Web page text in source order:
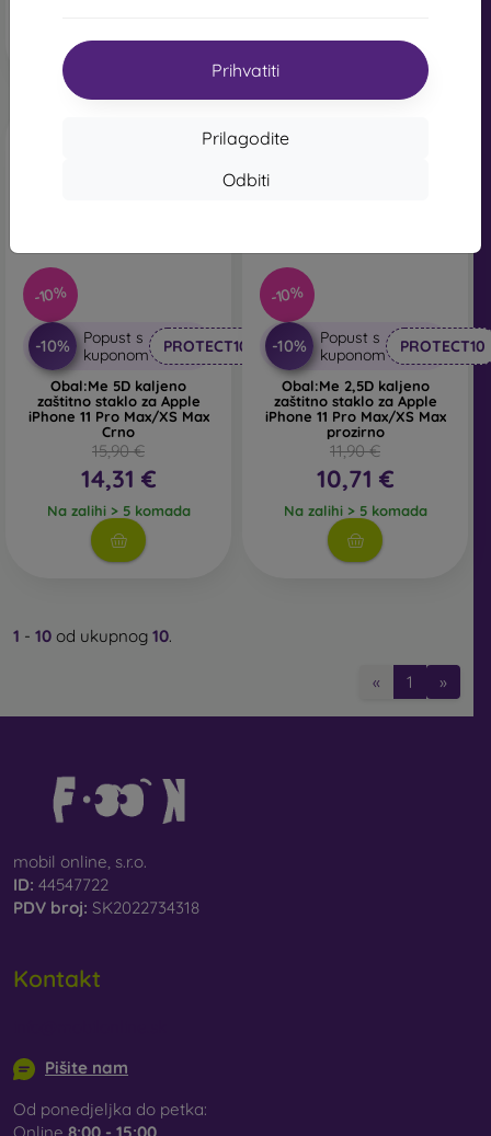
Prihvatiti
Prilagodite
Odbiti
-10%
-10%
Popust s
kuponom
PROTECT10
Obal:Me 5D kaljeno
zaštitno staklo za Apple
iPhone 11 Pro Max/XS Max
Crno
15,90 €
14,31 €
Na zalihi > 5 komada
-10%
-10%
Popust s
kuponom
PROTECT10
Obal:Me 2,5D kaljeno
zaštitno staklo za Apple
iPhone 11 Pro Max/XS Max
prozirno
11,90 €
10,71 €
Na zalihi > 5 komada
1 - 10 od ukupnog 10.
« 1 »
mobil online, s.r.o.
ID: 44547722
PDV broj: SK2022734318
Kontakt
Pišite nam
Od ponedjeljka do petka: